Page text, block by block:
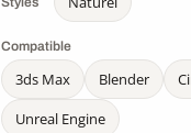
Compatible
3ds Max Blender
Unreal Engine